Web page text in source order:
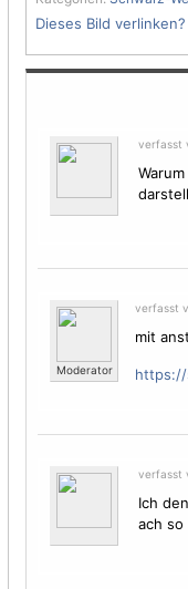
Dieses Bild verlinken?
verfasst
Moderator
verfasst
mit
https://
verfasst
Ich
ach